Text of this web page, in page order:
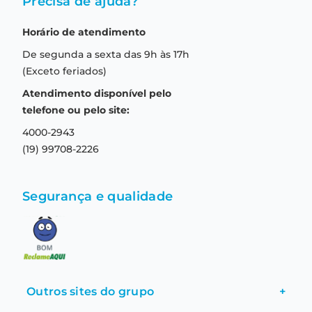
Formas de pagamento
Aviso de privacidade
Termos e condições de uso
Garantia
Troca e devolução
Central de relacionamento
Horário de atendimento
De segunda a sexta das 9h às 17h
(Exceto feriados)
Atendimento disponível pelo
telefone ou pelo site:
4000-2943
(19) 99708-2226
Segurança e qualidade
Outros sites do grupo +